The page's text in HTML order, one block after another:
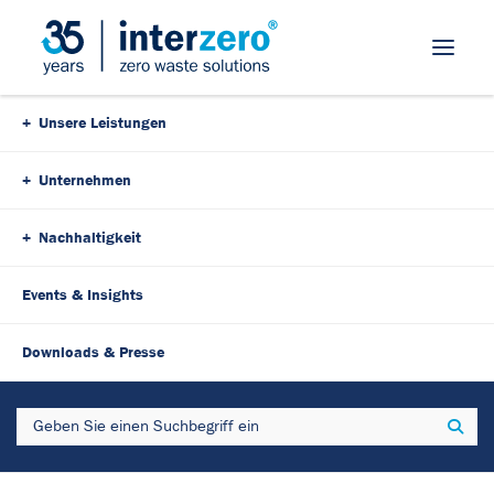
Skip Navigation
Unsere Leistungen
Unternehmen
Nachhaltigkeit
Events & Insights
Downloads & Presse
Search
Ressourcen-Schonung mit
wirtschaftlichem Nutzen